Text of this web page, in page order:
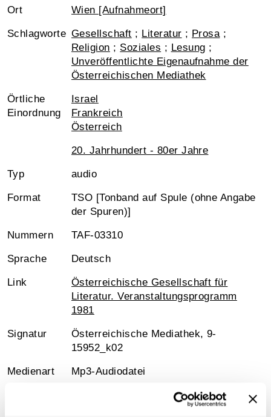
Ort Wien [Aufnahmeort]
Schlagworte Gesellschaft ; Literatur ; Prosa;
Religion ; Soziales ; Lesung ;
Unveröffentlichte Eigenaufnahme der
Österreichischen Mediathek
Örtliche
Einordnung
Israel
Frankreich
Österreich
20. Jahrhundert - 80er Jahre
Typ audio
Format
TSO [Tonband auf Spule (ohne Angabe
der Spuren)]
Nummern TAF-03310
Sprache Deutsch
Link
Österreichische Gesellschaft für
Literatur. Veranstaltungsprogramm
1981
Signatur
Österreichische Mediathek, 9-
15952_k02
Medienart Mp3-Audiodatei